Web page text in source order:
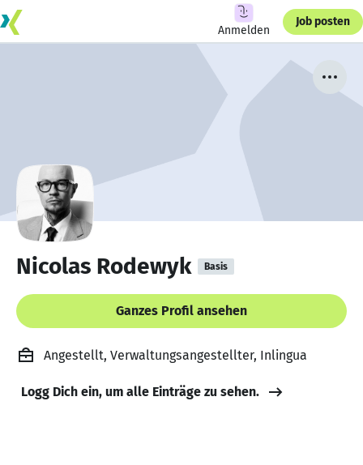
Anmelden
Job posten
Nicolas Rodewyk Basis
Ganzes Profil ansehen
Angestellt, Verwaltungsangestellter, Inlingua
Logg Dich ein, um alle Einträge zu sehen.